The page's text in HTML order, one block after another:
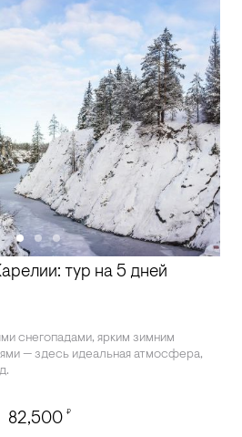
тур на 5 дней
снегопадами, ярким зимним
— здесь идеальная атмосфера,
82,500 ₽